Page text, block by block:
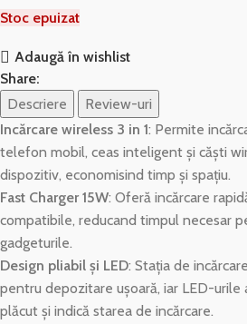
Stoc epuizat
Adaugă în wishlist
Share:
Descriere
Review-uri
Incărcare wireless 3 in 1: Permite
telefon mobil, ceas inteligent și căști
dispozitiv, economisind timp și spațiu.
Fast Charger 15W: Oferă incărcare
compatibile, reducand timpul necesar
gadgeturile.
Design pliabil și LED: Stația de
pentru depozitare ușoară, iar LED-urile
plăcut și indică starea de incărcare.